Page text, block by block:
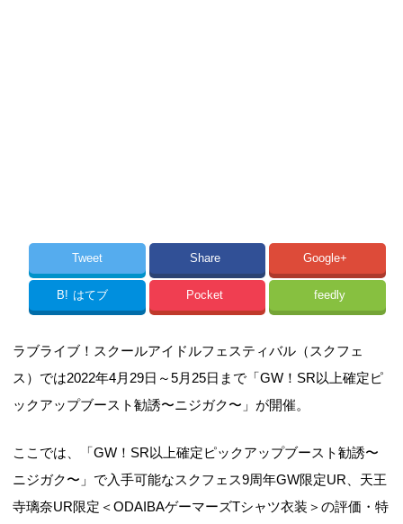
Tweet Share Google+
B! はてブ Pocket feedly
ラブライブ！スクールアイドルフェスティバル（スクフェ
ス）では2022年4月29日～5月25日まで「GW！SR以上確定ピ
ックアップブースト勧誘〜ニジガク〜」が開催。
ここでは、「GW！SR以上確定ピックアップブースト勧誘〜
ニジガク〜」で入手可能なスクフェス9周年GW限定UR、天王
寺璃奈UR限定＜ODAIBAゲーマーズTシャツ衣装＞の評価・特